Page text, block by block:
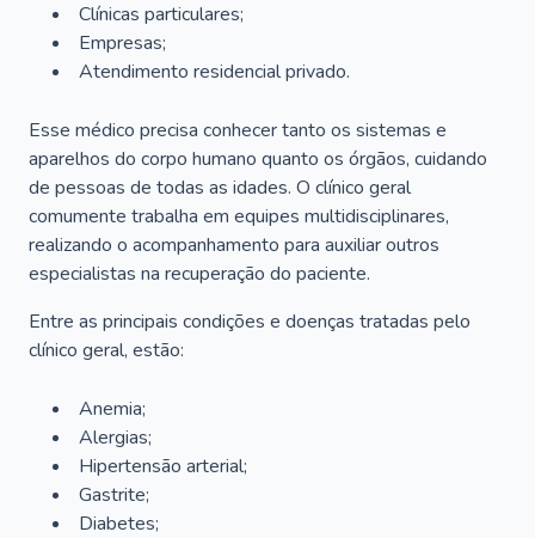
Clínicas particulares;
Empresas;
Atendimento residencial privado.
Esse médico precisa conhecer tanto os sistemas e
aparelhos do corpo humano quanto os órgãos, cuidando
de pessoas de todas as idades. O clínico geral
comumente trabalha em equipes multidisciplinares,
realizando o acompanhamento para auxiliar outros
especialistas na recuperação do paciente.
Entre as principais condições e doenças tratadas pelo
clínico geral, estão:
Anemia;
Alergias;
Hipertensão arterial;
Gastrite;
Diabetes;